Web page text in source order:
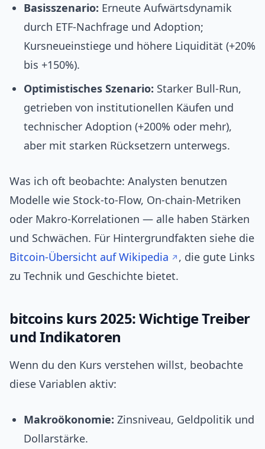
Basisszenario: Erneute Aufwärtsdynamik
durch ETF-Nachfrage und Adoption;
Kursneueinstiege und höhere Liquidität (+20%
bis +150%).
Optimistisches Szenario: Starker Bull-Run,
getrieben von institutionellen Käufen und
technischer Adoption (+200% oder mehr),
aber mit starken Rücksetzern unterwegs.
Was ich oft beobachte: Analysten benutzen
Modelle wie Stock-to-Flow, On-chain-Metriken
oder Makro-Korrelationen — alle haben Stärken
und Schwächen. Für Hintergrundfakten siehe die
Bitcoin-Übersicht auf Wikipedia
, die gute Links
zu Technik und Geschichte bietet.
bitcoins kurs 2025: Wichtige Treiber
und Indikatoren
Wenn du den Kurs verstehen willst, beobachte
diese Variablen aktiv:
Makroökonomie: Zinsniveau, Geldpolitik und
Dollarstärke.